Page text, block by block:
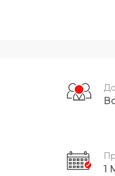
1